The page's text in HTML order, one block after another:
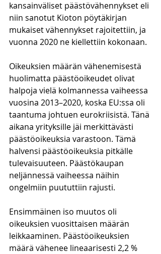
kansainväliset päästövähennykset eli
niin sanotut Kioton pöytäkirjan
mukaiset vähennykset rajoitettiin, ja
vuonna 2020 ne kiellettiin kokonaan.
Oikeuksien määrän vähenemisestä
huolimatta päästöoikeudet olivat
halpoja vielä kolmannessa vaiheessa
vuosina 2013–2020, koska EU:ssa oli
taantuma johtuen eurokriisistä. Tänä
aikana yrityksille jäi merkittävästi
päästöoikeuksia varastoon. Tämä
halvensi päästöoikeuksia pitkälle
tulevaisuuteen. Päästökaupan
neljännessä vaiheessa näihin
ongelmiin puututtiin rajusti.
Ensimmäinen iso muutos oli
oikeuksien vuosittaisen määrän
leikkaaminen. Päästöoikeuksien
määrä vähenee lineaarisesti 2,2 %